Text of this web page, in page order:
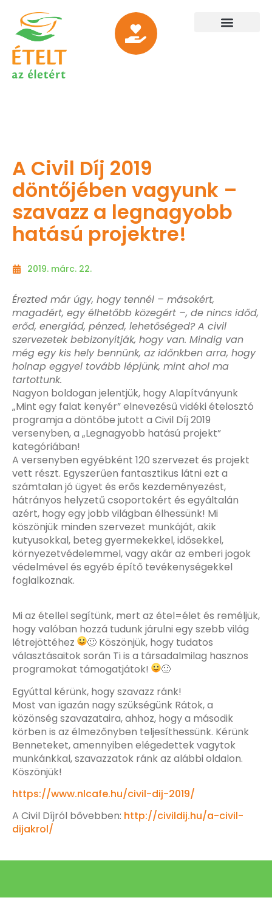
A Civil Díj 2019
döntőjében vagyunk –
szavazz a legnagyobb
hatású projektre!
2019. márc. 22.
Érezted már úgy, hogy tennél – másokért,
magadért, egy élhetőbb közegért –, de nincs időd,
erőd, energiád, pénzed, lehetőséged? A civil
szervezetek bebizonyítják, hogy van. Mindig van
még egy kis hely bennünk, az időnkben arra, hogy
holnap eggyel tovább lépjünk, mint ahol ma
tartottunk.
Nagyon boldogan jelentjük, hogy Alapítványunk
„Mint egy falat kenyér” elnevezésű vidéki ételosztó
programja a döntőbe jutott a Civil Díj 2019
versenyben, a „Legnagyobb hatású projekt”
kategóriában!
A versenyben egyébként 120 szervezet és projekt
vett részt. Egyszerűen fantasztikus látni ezt a
számtalan jó ügyet és erős kezdeményezést,
hátrányos helyzetű csoportokért és egyáltalán
azért, hogy egy jobb világban élhessünk! Mi
köszönjük minden szervezet munkáját, akik
kutyusokkal, beteg gyermekekkel, idősekkel,
környezetvédelemmel, vagy akár az emberi jogok
védelmével és egyéb építő tevékenységekkel
foglalkoznak.
Mi az étellel segítünk, mert az étel=élet és reméljük,
hogy valóban hozzá tudunk járulni egy szebb világ
létrejöttéhez
🙂 Köszönjük, hogy tudatos
választásaitok során Ti is a társadalmilag hasznos
programokat támogatjátok!
🙂
Egyúttal kérünk, hogy szavazz ránk!
Most van igazán nagy szükségünk Rátok, a
közönség szavazataira, ahhoz, hogy a második
körben is az élmezőnyben teljesíthessünk. Kérünk
Benneteket, amennyiben elégedettek vagytok
munkánkkal, szavazzatok ránk az alábbi oldalon.
Köszönjük!
https://www.nlcafe.hu/civil-dij-2019/
A Civil Díjról bővebben: http://civildij.hu/a-civil-
dijakrol/